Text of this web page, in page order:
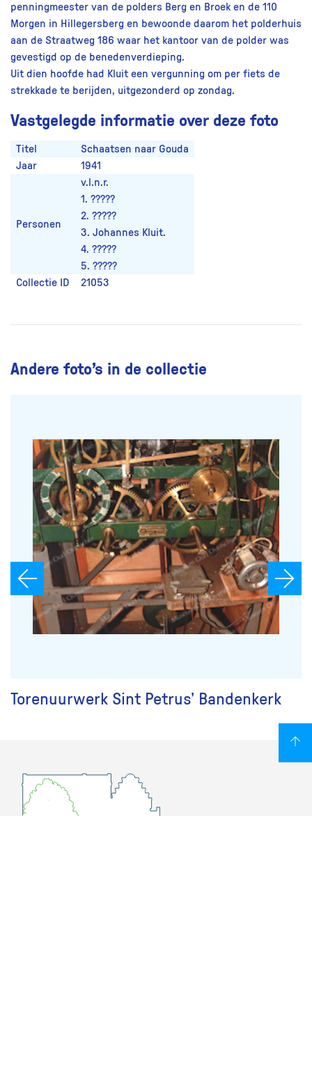
penningmeester van de polders Berg en Broek en de 110
Morgen in Hillegersberg en bewoonde daarom het polderhuis
aan de Straatweg 186 waar het kantoor van de polder was
gevestigd op de benedenverdieping.
Uit dien hoofde had Kluit een vergunning om per fiets de
strekkade te berijden, uitgezonderd op zondag.
Vastgelegde informatie over deze foto
Titel
Schaatsen naar Gouda
Jaar
1941
Personen
v.l.n.r.
1. ?????
2. ?????
3. Johannes Kluit.
4. ?????
5. ?????
Collectie ID
21053
Andere foto’s in de collectie
Torenuurwerk Sint Petrus’ Bandenkerk